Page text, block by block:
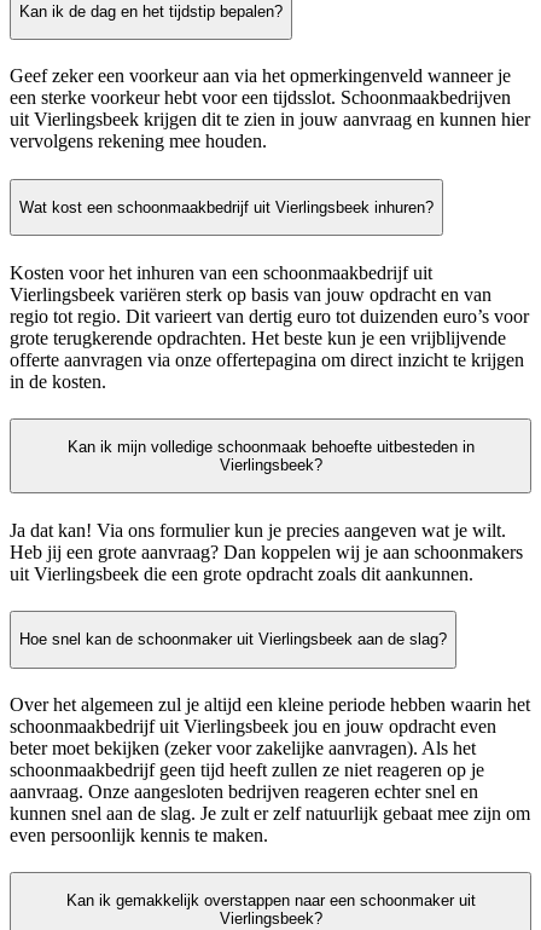
Kan ik de dag en het tijdstip bepalen?
Geef zeker een voorkeur aan via het opmerkingenveld wanneer je
een sterke voorkeur hebt voor een tijdsslot. Schoonmaakbedrijven
uit Vierlingsbeek krijgen dit te zien in jouw aanvraag en kunnen hier
vervolgens rekening mee houden.
Wat kost een schoonmaakbedrijf uit Vierlingsbeek inhuren?
Kosten voor het inhuren van een schoonmaakbedrijf uit
Vierlingsbeek variëren sterk op basis van jouw opdracht en van
regio tot regio. Dit varieert van dertig euro tot duizenden euro’s voor
grote terugkerende opdrachten. Het beste kun je een vrijblijvende
offerte aanvragen via onze offertepagina om direct inzicht te krijgen
in de kosten.
Kan ik mijn volledige schoonmaak behoefte uitbesteden in
Vierlingsbeek?
Ja dat kan! Via ons formulier kun je precies aangeven wat je wilt.
Heb jij een grote aanvraag? Dan koppelen wij je aan schoonmakers
uit Vierlingsbeek die een grote opdracht zoals dit aankunnen.
Hoe snel kan de schoonmaker uit Vierlingsbeek aan de slag?
Over het algemeen zul je altijd een kleine periode hebben waarin het
schoonmaakbedrijf uit Vierlingsbeek jou en jouw opdracht even
beter moet bekijken (zeker voor zakelijke aanvragen). Als het
schoonmaakbedrijf geen tijd heeft zullen ze niet reageren op je
aanvraag. Onze aangesloten bedrijven reageren echter snel en
kunnen snel aan de slag. Je zult er zelf natuurlijk gebaat mee zijn om
even persoonlijk kennis te maken.
Kan ik gemakkelijk overstappen naar een schoonmaker uit
Vierlingsbeek?